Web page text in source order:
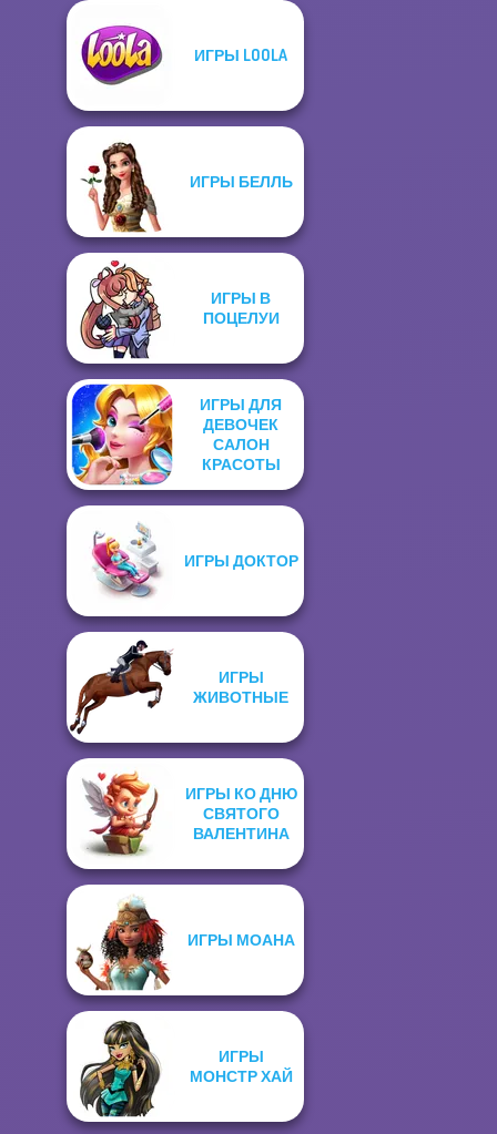
ИГРЫ LOOLA
ИГРЫ БЕЛЛЬ
ИГРЫ В
ПОЦЕЛУИ
ИГРЫ ДЛЯ
ДЕВОЧЕК
САЛОН
КРАСОТЫ
ИГРЫ ДОКТОР
ИГРЫ
ЖИВОТНЫЕ
ИГРЫ КО ДНЮ
СВЯТОГО
ВАЛЕНТИНА
ИГРЫ МОАНА
ИГРЫ
МОНСТР ХАЙ